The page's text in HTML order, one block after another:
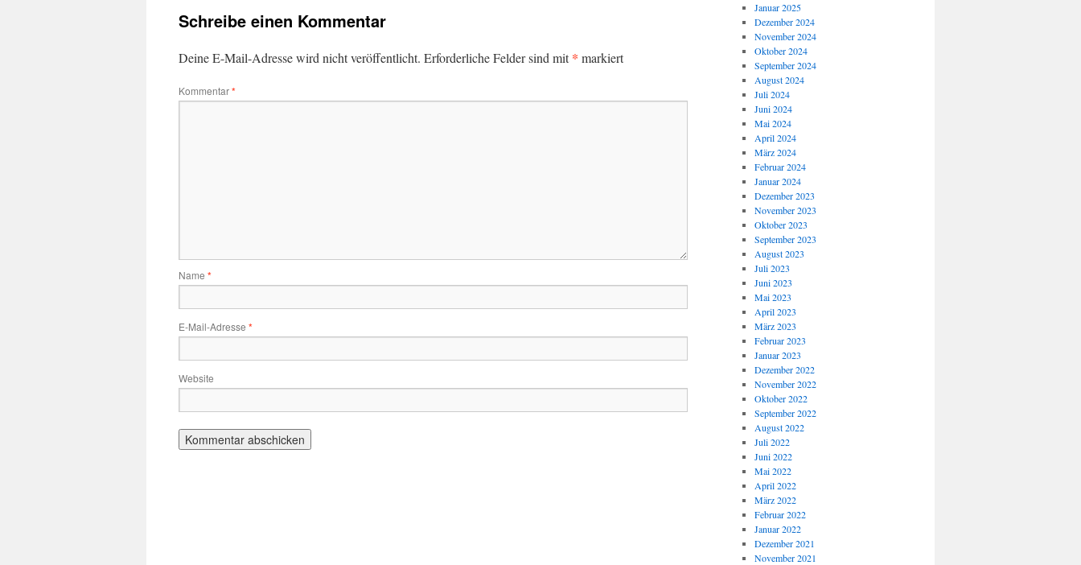
Schreibe einen Kommentar
Deine E-Mail-Adresse wird nicht veröffentlicht. Erforderliche Felder sind mit* markiert
Kommentar*
Name *
E-Mail-Adresse *
Website
Januar 2025
Dezember 2024
November 2024
Oktober 2024
September 2024
August 2024
Juli 2024
Juni 2024
Mai 2024
April 2024
März 2024
Februar 2024
Januar 2024
Dezember 2023
November 2023
Oktober 2023
September 2023
August 2023
Juli 2023
Juni 2023
Mai 2023
April 2023
März 2023
Februar 2023
Januar 2023
Dezember 2022
November 2022
Oktober 2022
September 2022
August 2022
Juli 2022
Juni 2022
Mai 2022
April 2022
März 2022
Februar 2022
Januar 2022
Dezember 2021
November 2021